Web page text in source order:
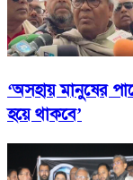
‘অসহায় মানুষের
হয়ে থাকবে’